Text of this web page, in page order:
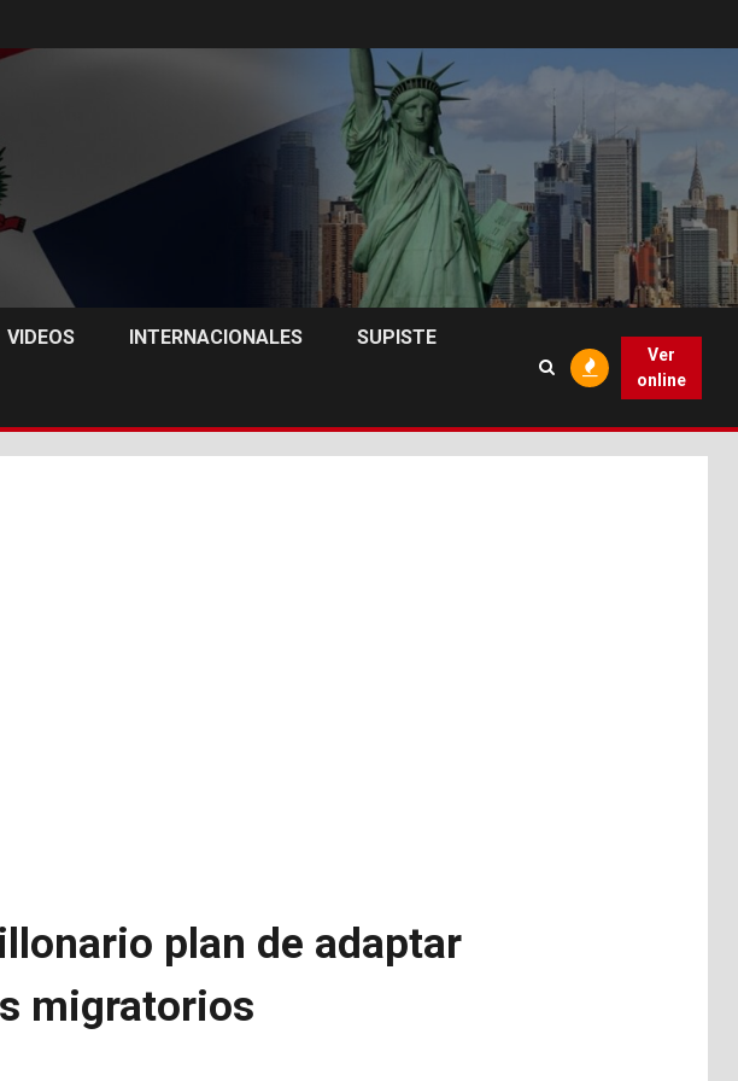
VIDEOS INTERNACIONALES SUPISTE
Ver
online
plan de adaptar
migratorios